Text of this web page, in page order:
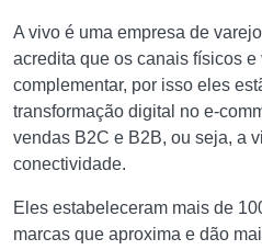
A vivo é uma empresa de
acredita que os canais físicos e
complementar, por isso eles
transformação digital no e-
vendas B2C e B2B, ou seja, a
conectividade.
Eles estabeleceram mais de
marcas que aproxima e dão